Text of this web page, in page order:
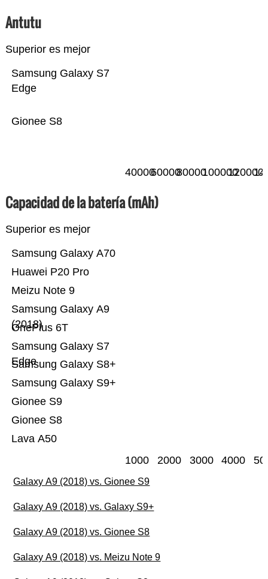
Antutu
Superior es mejor
Gionee S8
Samsung Galaxy S7
Edge
400006000080000100000120000
Capacidad de la batería (mAh)
Superior es mejor
Lava A50
Gionee S8
Gionee S9
Samsung Galaxy S9+
Samsung Galaxy S8+
Samsung Galaxy S7
Edge
OnePlus 6T
Samsung Galaxy A9
(2018)
Meizu Note 9
Huawei P20 Pro
Samsung Galaxy A70
1000 2000 3000 4000
Galaxy A9 (2018) vs. Gionee S9
Galaxy A9 (2018) vs. Galaxy S9+
Galaxy A9 (2018) vs. Gionee S8
Galaxy A9 (2018) vs. Meizu Note 9